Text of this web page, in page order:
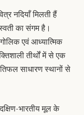
नदियाँ मिलती हैं
का संगम है।
एवं आध्यात्मिक
तीर्थों में से एक
साधारण स्थानों से
भारतीय मूल के